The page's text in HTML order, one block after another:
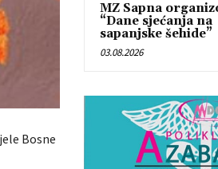
Bosne
MZ Sapna
“Dane sjećanja na
sapanjske šehide”
03.08.2026